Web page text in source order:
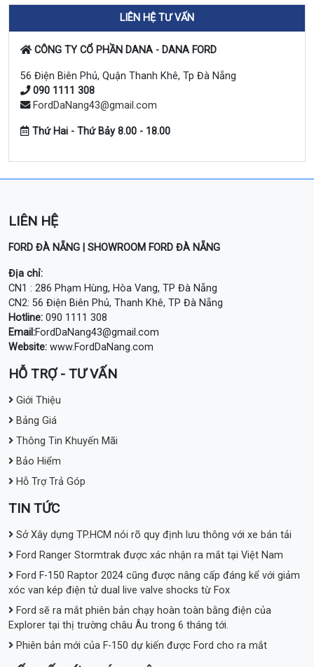
LIÊN HỆ TƯ VẤN
CÔNG TY CỔ PHẦN DANA - DANA FORD
56 Điện Biên Phủ, Quận Thanh Khê, Tp Đà Nẵng
090 1111 308
FordDaNang43@gmail.com
Thứ Hai - Thứ Bảy 8.00 - 18.00
LIÊN HỆ
FORD ĐÀ NẴNG | SHOWROOM FORD ĐÀ NẴNG
Địa chỉ:
CN1 : 286 Phạm Hùng, Hòa Vang, TP Đà Nẵng
CN2: 56 Điện Biên Phủ, Thanh Khê, TP Đà Nẵng
Hotline: 090 1111 308
Email:FordDaNang43@gmail.com
Website: www.FordDaNang.com
HỖ TRỢ - TƯ VẤN
Giới Thiệu
Bảng Giá
Thông Tin Khuyến Mãi
Bảo Hiểm
Hỗ Trợ Trả Góp
TIN TỨC
Sở Xây dựng TP.HCM nói rõ quy định lưu thông với xe bán tải
Ford Ranger Stormtrak được xác nhận ra mắt tại Việt Nam
Ford F-150 Raptor 2024 cũng được nâng cấp đáng kể với giảm
xóc van kép điện tử dual live valve shocks từ Fox
Ford sẽ ra mắt phiên bản chạy hoàn toàn bằng điện của
Explorer tại thị trường châu Âu trong 6 tháng tới.
Phiên bản mới của F-150 dự kiến được Ford cho ra mắt